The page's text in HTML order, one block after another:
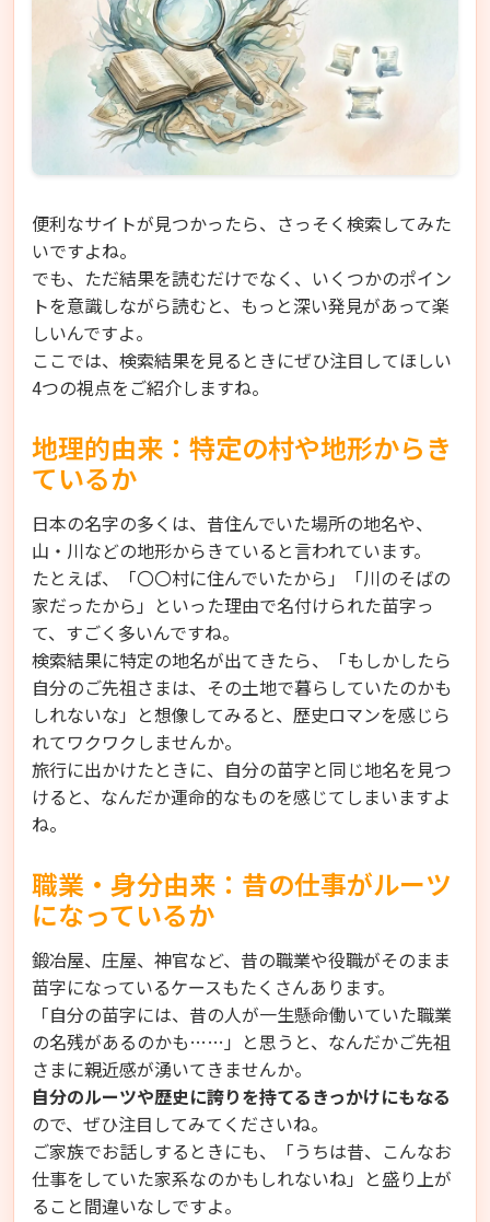
便利なサイトが見つかったら、さっそく検索してみた
いですよね。
でも、ただ結果を読むだけでなく、いくつかのポイン
トを意識しながら読むと、もっと深い発見があって楽
しいんですよ。
ここでは、検索結果を見るときにぜひ注目してほしい
4つの視点をご紹介しますね。
地理的由来：特定の村や地形からき
ているか
日本の名字の多くは、昔住んでいた場所の地名や、
山・川などの地形からきていると言われています。
たとえば、「〇〇村に住んでいたから」「川のそばの
家だったから」といった理由で名付けられた苗字っ
て、すごく多いんですね。
検索結果に特定の地名が出てきたら、「もしかしたら
自分のご先祖さまは、その土地で暮らしていたのかも
しれないな」と想像してみると、歴史ロマンを感じら
れてワクワクしませんか。
旅行に出かけたときに、自分の苗字と同じ地名を見つ
けると、なんだか運命的なものを感じてしまいますよ
ね。
職業・身分由来：昔の仕事がルーツ
になっているか
鍛冶屋、庄屋、神官など、昔の職業や役職がそのまま
苗字になっているケースもたくさんあります。
「自分の苗字には、昔の人が一生懸命働いていた職業
の名残があるのかも……」と思うと、なんだかご先祖
さまに親近感が湧いてきませんか。
自分のルーツや歴史に誇りを持てるきっかけにもなる
ので、ぜひ注目してみてくださいね。
ご家族でお話しするときにも、「うちは昔、こんなお
仕事をしていた家系なのかもしれないね」と盛り上が
ること間違いなしですよ。